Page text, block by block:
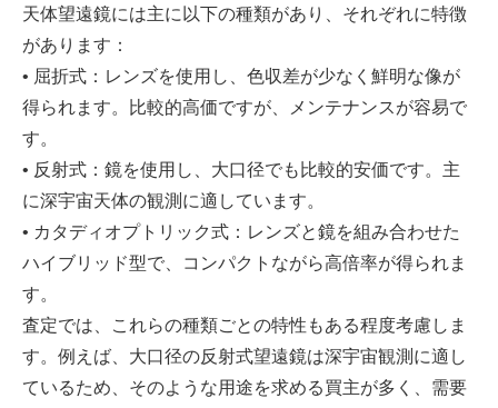
天体望遠鏡には主に以下の種類があり、それぞれに特徴
があります：
• 屈折式：レンズを使用し、色収差が少なく鮮明な像が
得られます。比較的高価ですが、メンテナンスが容易で
す。
• 反射式：鏡を使用し、大口径でも比較的安価です。主
に深宇宙天体の観測に適しています。
• カタディオプトリック式：レンズと鏡を組み合わせた
ハイブリッド型で、コンパクトながら高倍率が得られま
す。
査定では、これらの種類ごとの特性もある程度考慮しま
す。例えば、大口径の反射式望遠鏡は深宇宙観測に適し
ているため、そのような用途を求める買主が多く、需要